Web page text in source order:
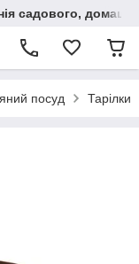
садового,
посуд Тарілки